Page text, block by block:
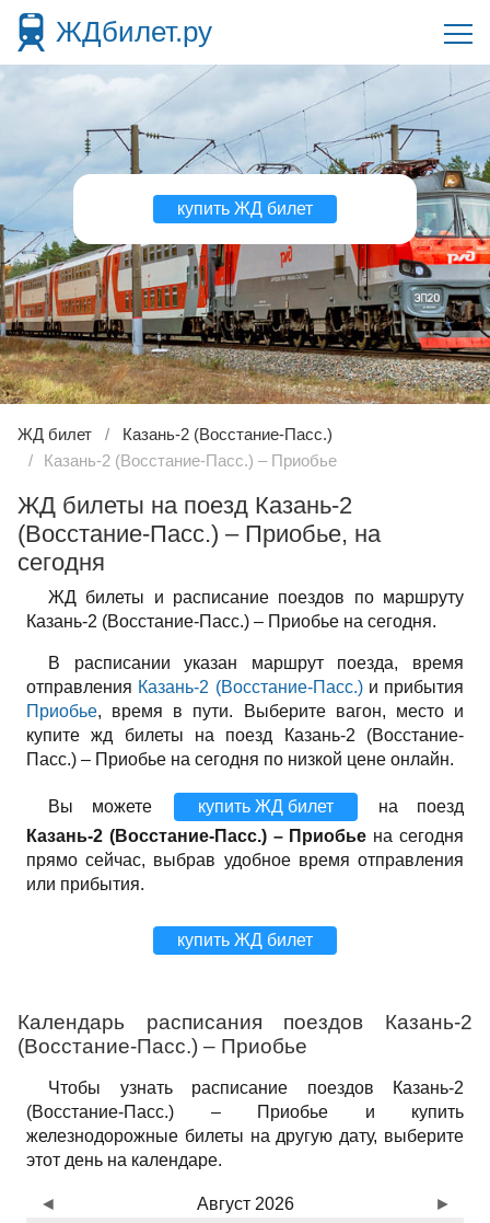
ЖДбилет.ру
купить ЖД билет
ЖД билет
Казань-2 (Восстание-Пасс.)
Казань-2 (Восстание-Пасс.) – Приобье
ЖД билеты на поезд Казань-2
(Восстание-Пасс.) – Приобье, на
сегодня
ЖД билеты и расписание поездов по маршруту
Казань-2 (Восстание-Пасс.) – Приобье на сегодня.
В расписании указан маршрут поезда, время
отправления Казань-2 (Восстание-Пасс.)и прибытия
Приобье, время в пути. Выберите вагон, место и
купите жд билеты на поезд Казань-2 (Восстание-
Пасс.) – Приобье на сегодня по низкой цене онлайн.
Вы можете купить ЖД билет
на поезд
Казань-2 (Восстание-Пасс.) – Приобье на сегодня
прямо сейчас, выбрав удобное время отправления
или прибытия.
купить ЖД билет
Календарь расписания поездов Казань-2
(Восстание-Пасс.) – Приобье
Чтобы узнать расписание поездов Казань-2
(Восстание-Пасс.) – Приобье и купить
железнодорожные билеты на другую дату, выберите
этот день на календаре.
Август 2026
◄ ►